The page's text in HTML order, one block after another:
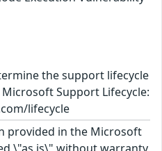
the support lifecycle
Support Lifecycle:
lifecycle
provided in the Microsoft